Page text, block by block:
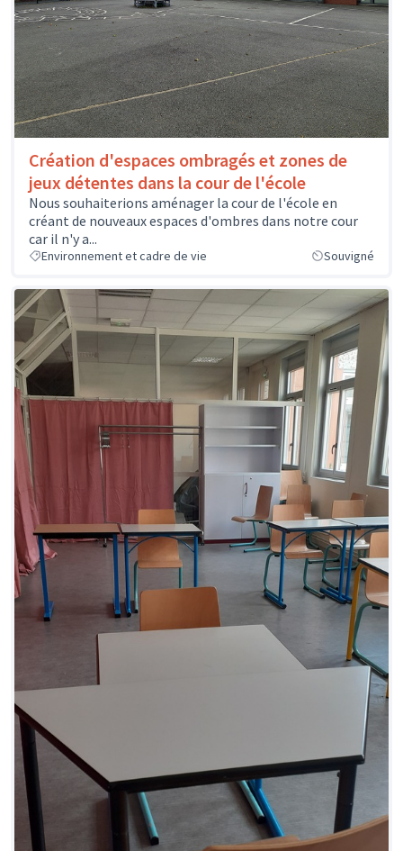
Création d'espaces ombragés et zones de
jeux détentes dans la cour de l'école
Nous souhaiterions aménager la cour de l'école en
créant de nouveaux espaces d'ombres dans notre cour
car il n'y a...
Environnement et cadre de vie Souvigné